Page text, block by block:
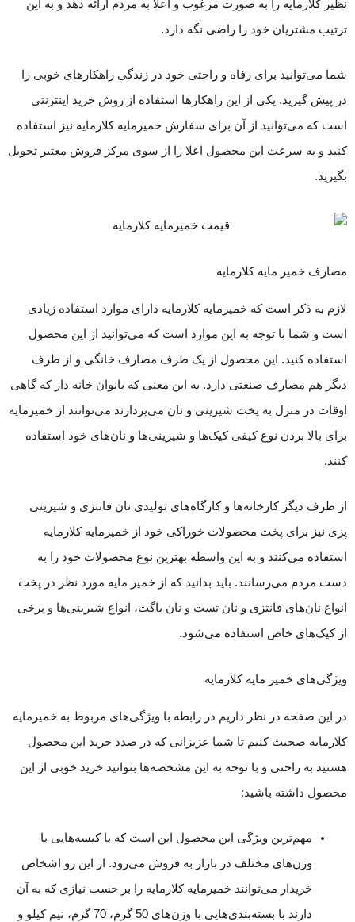
نظیر کلارمایه را به صورت مرغوب و اعلا به مردم ارائه دهد و به این
ترتیب مشتریان خود را راضی نگه دارد.
شما می‌توانید برای رفاه و راحتی خود در زندگی راهکارهای خوبی را
در پیش گیرید. یکی از این راهکارها استفاده از روش خرید اینترنتی
است که می‌توانید از آن برای سفارش خمیرمایه کلارمایه نیز استفاده
کنید و به سرعت این محصول اعلا را از سوی مرکز فروش معتبر تحویل
بگیرید.
مصارف خمیر مایه کلارمایه
لازم به ذکر است که خمیرمایه کلارمایه دارای موارد استفاده زیادی
است و شما با توجه به این موارد است که می‌توانید از این محصول
استفاده کنید. این محصول از یک طرف مصارف خانگی و از طرف
دیگر هم مصارف صنعتی دارد. به این معنی که بانوان خانه دار که گاهی
اوقات در منزل به پخت شیرینی و نان می‌پردازند می‌توانند از خمیرمایه
برای بالا بردن نوع کیفی کیک‌ها و شیرینی‌ها و نان‌های خود استفاده
کنند.
از طرف دیگر کارخانه‌ها و کارگاه‌های تولیدی نان فانتزی و شیرینی
پزی نیز برای پخت محصولات خوراکی خود از خمیرمایه کلارمایه
استفاده می‌کنند و به این واسطه بهترین نوع محصولات خود را به
دست مردم می‌رسانند. باید بدانید که از خمیر مایه مورد نظر در پخت
انواع نان‌های فانتزی و نان تست و نان باگت، انواع شیرینی‌ها و برخی
از کیک‌های خاص استفاده می‌شود.
ویژگی‌های خمیر مایه کلارمایه
در این صفحه در نظر داریم در رابطه با ویژگی‌های مربوط به خمیرمایه
کلارمایه صحبت کنیم تا شما عزیزانی که در صدد خرید این محصول
هستید به راحتی و با توجه به این مشخصه‌ها بتوانید خرید خوبی از این
محصول داشته باشید:
مهم‌ترین ویژگی این محصول این است که با کیسه‌هایی با
وزن‌های مختلف در بازار به فروش می‌رود. از این رو اشخاص
خریدار می‌توانند خمیرمایه کلارمایه را بر حسب نیازی که به آن
دارند با بسته‌بندی‌هایی با وزن‌های 50 گرم، 70 گرم، نیم کیلو و